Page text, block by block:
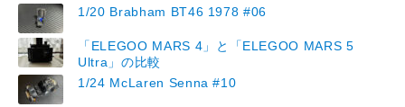
1/20 Brabham BT46 1978 #06
「ELEGOO MARS 4」と「ELEGOO MARS 5
Ultra」の比較
1/24 McLaren Senna #10